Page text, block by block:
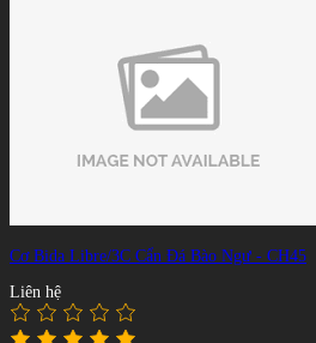
Cơ Bida Libre/3C Cẩn Đá Bào Ngư - CH45
Liên hệ